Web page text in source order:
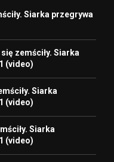
Siarka przegrywa
zemściły. Siarka
(video)
Siarka
(video)
Siarka
(video)